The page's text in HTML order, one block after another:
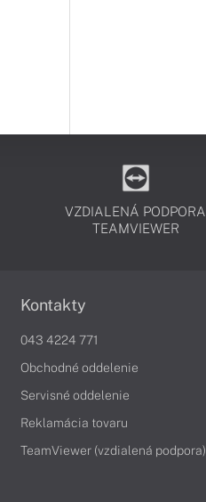
VZDIALENÁ PODPORA
TEAMVIEWER
Kontakty
043 4224 771
Obchodné oddelenie
Servisné oddelenie
Reklamácia tovaru
TeamViewer (vzdialená podpora)